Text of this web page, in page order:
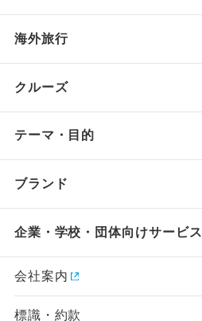
海外旅行
クルーズ
テーマ・目的
ブランド
企業・学校・団体向けサービス
会社案内
標識・約款